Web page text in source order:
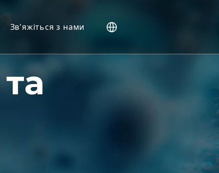
Зв'яжіться з нами